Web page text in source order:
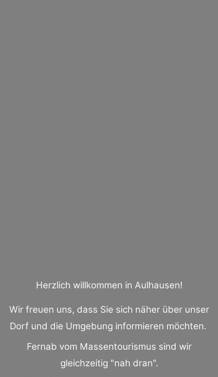
Herzlich willkommen in Aulhausen!
Wir freuen uns, dass Sie sich näher über unser
Dorf und die Umgebung informieren möchten.
Fernab vom Massentourismus sind wir
gleichzeitig "nah dran".